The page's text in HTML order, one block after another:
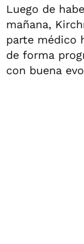
Luego de
mañana,
parte médico
de forma
con buena